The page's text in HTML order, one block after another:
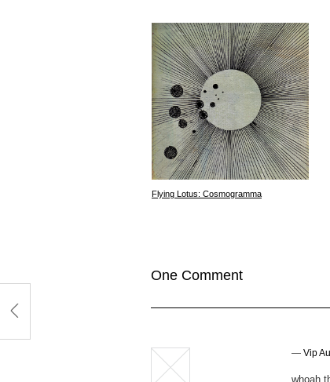
Flying Lotus: Cosmogramma
One Comment
— Vip
whoah